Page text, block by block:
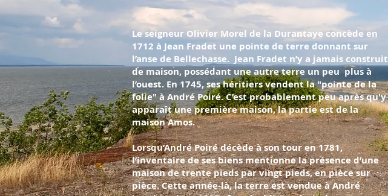
Le seigneur Olivier Morel de la Durantaye concède en
1712 à Jean Fradet une pointe de terre donnant sur
l’anse de Bellechasse. Jean Fradet n’y a jamais construit
de maison, possédant une autre terre un peu plus à
l’ouest. En 1745, ses héritiers vendent la "pointe de la
folie" à André Poiré. C’est probablement peu après qu'y
apparaît une première maison, la partie est de la
maison Amos.
Lorsqu’André Poiré décède à son tour en 1781,
l’inventaire de ses biens mentionne la présence d’une
maison de trente pieds par vingt pieds, en pièce sur
pièce. Cette année-là, la terre est vendue à André